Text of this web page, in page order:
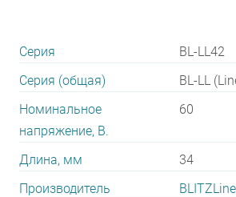
Серия
BL-LL42
Серия (общая)
BL-LL
Номинальное
напряжение, В.
60
Длина, мм
34
Производитель